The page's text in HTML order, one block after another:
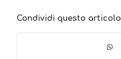
Condividi questo articolo